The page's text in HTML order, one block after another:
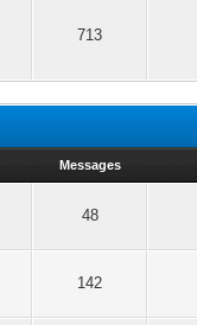
713
Messages
48
142